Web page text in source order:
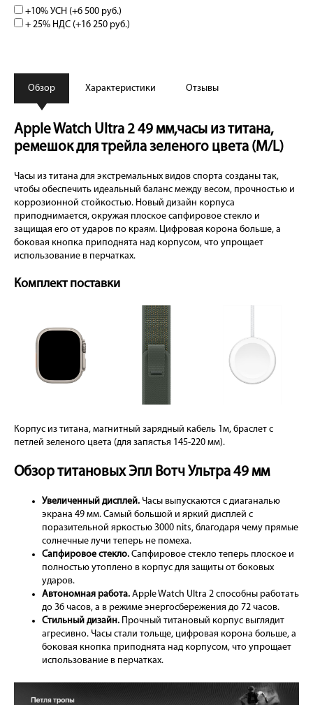
+10% УСН (+6 500 руб.)
+ 25% НДС (+16 250 руб.)
Обзор Характеристики Отзывы
Apple Watch Ultra 2 49 мм,часы из титана,
ремешок для трейла зеленого цвета (M/L)
Часы из титана для экстремальных видов спорта созданы так,
чтобы обеспечить идеальный баланс между весом, прочностью и
коррозионной стойкостью. Новый дизайн корпуса
приподнимается, окружая плоское сапфировое стекло и
защищая его от ударов по краям. Цифровая корона больше, а
боковая кнопка приподнята над корпусом, что упрощает
использование в перчатках.
Комплект поставки
Корпус из титана, магнитный зарядный кабель 1м, браслет с
петлей зеленого цвета (для запястья 145-220 мм).
Обзор титановых Эпл Вотч Ультра 49 мм
Увеличенный дисплей. Часы выпускаются с диаганалью
экрана 49 мм. Самый большой и яркий дисплей с
поразительной яркостью 3000 nits, благодаря чему прямые
солнечные лучи теперь не помеха.
Сапфировое стекло. Сапфировое стекло теперь плоское и
полностью утоплено в корпус для защиты от боковых
ударов.
Автономная работа. Apple Watch Ultra 2 способны работать
до 36 часов, а в режиме энергосбережения до 72 часов.
Стильный дизайн. Прочный титановый корпус выглядит
агресивно. Часы стали тольще, цифровая корона больше, а
боковая кнопка приподнята над корпусом, что упрощает
использование в перчатках.